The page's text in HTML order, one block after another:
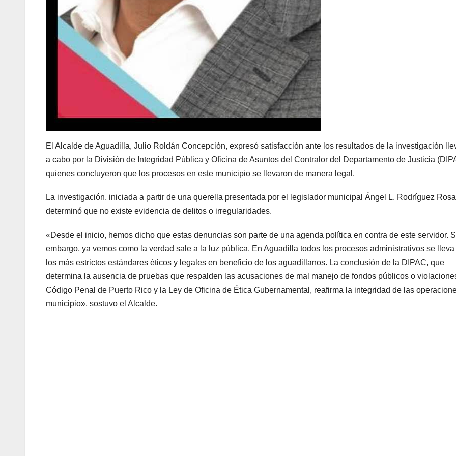
El Alcalde de Aguadilla, Julio Roldán Concepción, expresó satisfacción ante los resultados de la investigación
a cabo por la División de Integridad Pública y Oficina de Asuntos del Contralor del Departamento de Justicia
quienes concluyeron que los procesos en este municipio se llevaron de manera legal.
La investigación, iniciada a partir de una querella presentada por el legislador municipal Ángel L. Rodríguez
determinó que no existe evidencia de delitos o irregularidades.
«Desde el inicio, hemos dicho que estas denuncias son parte de una agenda política en contra de este servidor.
embargo, ya vemos como la verdad sale a la luz pública. En Aguadilla todos los procesos administrativos se
los más estrictos estándares éticos y legales en beneficio de los aguadillanos. La conclusión de la DIPAC, que
determina la ausencia de pruebas que respalden las acusaciones de mal manejo de fondos públicos o
Código Penal de Puerto Rico y la Ley de Oficina de Ética Gubernamental, reafirma la integridad de las
municipio», sostuvo el Alcalde.